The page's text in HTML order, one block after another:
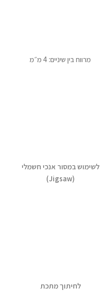
מרווח בין שיניים: 4 מ״מ
לשימוש במסור אנכי חשמלי
(Jigsaw)
לחיתוך מתכת